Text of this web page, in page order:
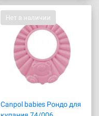
Нет в наличии
Canpol babies Рондо для